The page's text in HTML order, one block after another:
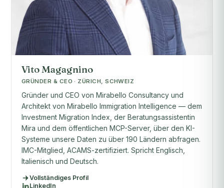
Vito Magagnino
GRÜNDER & CEO · ZÜRICH, SCHWEIZ
Gründer und CEO von Mirabello Consultancy und
Architekt von Mirabello Immigration Intelligence — dem
Investment Migration Index, der Beratungsassistentin
Mira und dem öffentlichen MCP-Server, über den KI-
Systeme unsere Daten zu über 190 Ländern abfragen.
IMC-Mitglied, ACAMS-zertifiziert. Spricht Englisch,
Italienisch und Deutsch.
Vollständiges Profil
LinkedIn